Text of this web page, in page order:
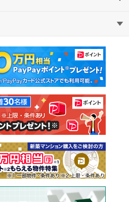
中古マンション
中古一戸建て
土地
教えて！住まいの先生